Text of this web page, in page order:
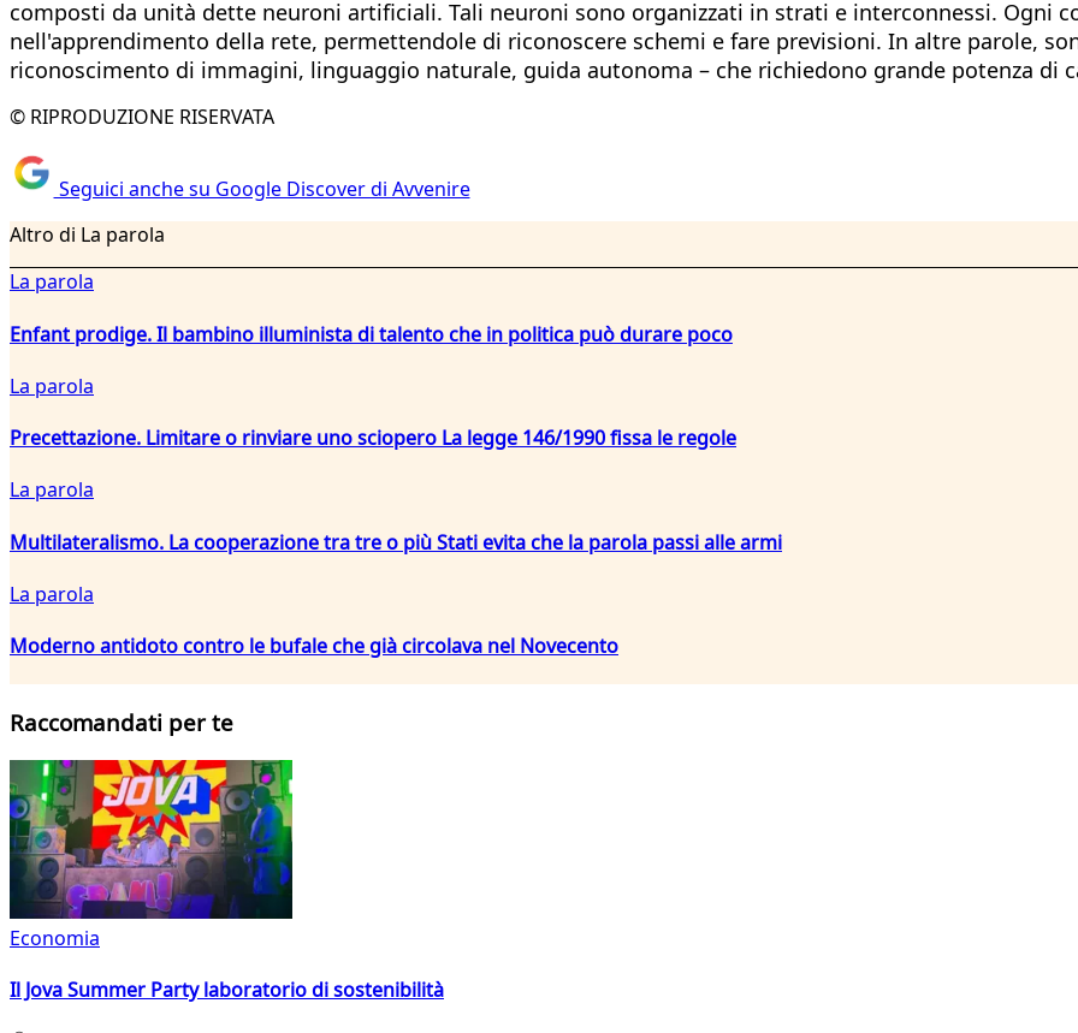
composti da unità dette neuroni artificiali. Tali neuroni sono organizzati in strati e interconnessi. Ogni
nell'apprendimento della rete, permettendole di riconoscere schemi e fare previsioni. In altre parole,
riconoscimento di immagini, linguaggio naturale, guida autonoma – che richiedono grande potenza di
© RIPRODUZIONE RISERVATA
Seguici anche su Google Discover di Avvenire
Altro di La parola
La parola
Enfant prodige. Il bambino illuminista di talento che in politica può durare poco
La parola
Precettazione. Limitare o rinviare uno sciopero La legge 146/1990 fissa le regole
La parola
Multilateralismo. La cooperazione tra tre o più Stati evita che la parola passi alle armi
La parola
Moderno antidoto contro le bufale che già circolava nel Novecento
Raccomandati per te
Economia
Il Jova Summer Party laboratorio di sostenibilità